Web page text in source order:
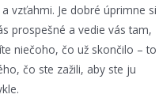
vzťahmi. Je dobré úprimne si
prospešné a vedie vás tam,
niečoho, čo už skončilo – to
čo ste zažili, aby ste ju